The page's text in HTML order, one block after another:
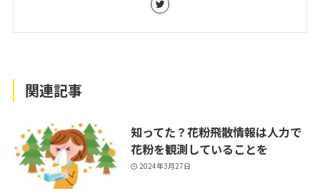
関連記事
知ってた？花粉飛散情報は人力で
花粉を観測していることを
2024年3月27日